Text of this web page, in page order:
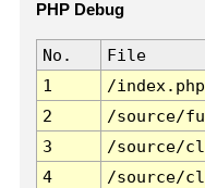
PHP Debug
No. File
1
/index.php
2
/source/
3
/source/
4
/source/